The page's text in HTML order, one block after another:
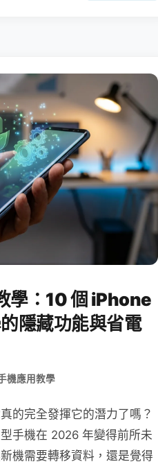
學：10 個 iPhone
隱藏功能與省電
機應用教學
的完全發揮它的潛力了嗎？
手機在 2026 年變得前所未
機需要轉移資料，還是覺得